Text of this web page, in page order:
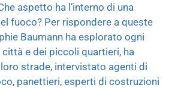
aspetto ha l’interno di una
fuoco? Per rispondere a queste
Baumann ha esplorato ogni
e dei piccoli quartieri, ha
strade, intervistato agenti di
panettieri, esperti di costruzioni